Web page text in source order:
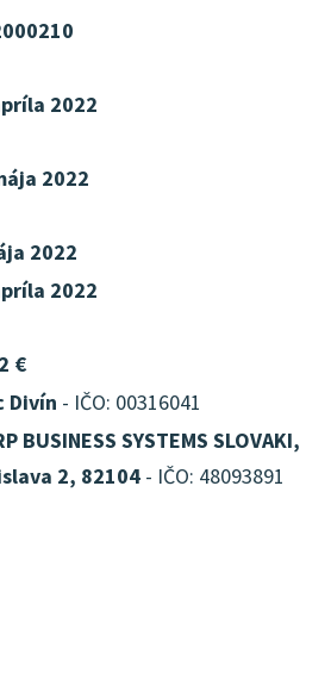
2022
2022
2022
2022
€
Divín - IČO: 00316041
BUSINESS SYSTEMS SLOVAKI,
2, 82104 - IČO: 48093891